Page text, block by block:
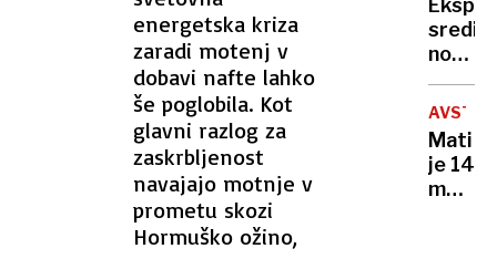
energetska kriza
zaradi motenj v
dobavi nafte lahko
še poglobila. Kot
glavni razlog za
zaskrbljenost
navajajo motnje v
prometu skozi
Hormuško ožino,
le en
sredi
noči:
letos
že
15
za
njimi
Mati
je 14